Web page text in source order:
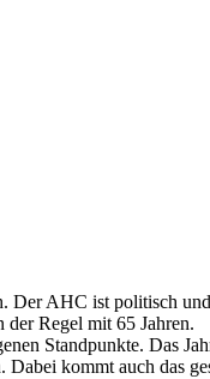
AHC ist politisch
Regel mit 65 Jahren.
Standpunkte. Das
kommt auch das